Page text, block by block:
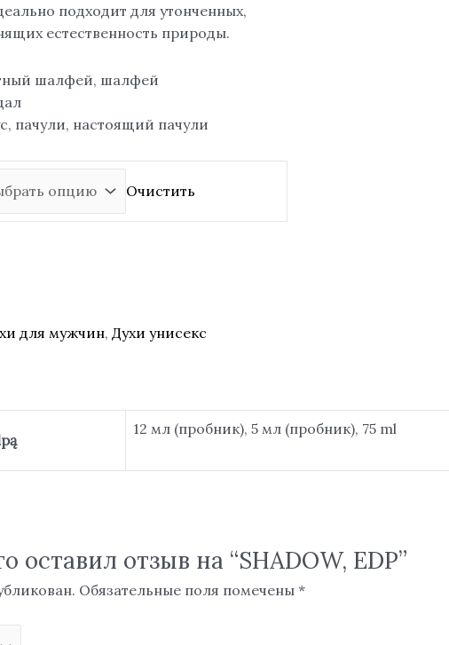
подходит для утонченных,
естественность природы.
шалфей, шалфей
пачули, настоящий пачули
Очистить
для мужчин, Духи унисекс
12 мл (пробник), 5 мл (пробник), 75 ml
оставил отзыв на “SHADOW, EDP”
Обязательные поля помечены *